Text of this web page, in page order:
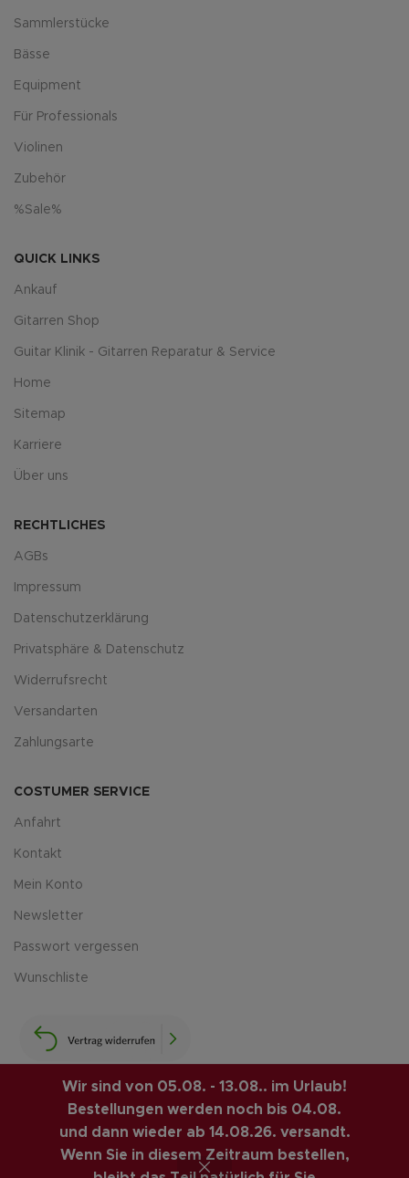
Wir sind von 05.08. - 13.08.. im Urlaub!
Bestellungen werden noch bis 04.08.
und dann wieder ab 14.08.26. versandt.
Wenn Sie in diesem Zeitraum bestellen,
Sammlerstücke
Bässe
Equipment
Für Professionals
Violinen
Zubehör
%Sale%
QUICK LINKS
Ankauf
Gitarren Shop
Guitar Klinik - Gitarren Reparatur & Service
Home
Sitemap
Karriere
Über uns
RECHTLICHES
AGBs
Impressum
Datenschutzerklärung
Privatsphäre & Datenschutz
Widerrufsrecht
Versandarten
Zahlungsarte
COSTUMER SERVICE
Anfahrt
Kontakt
Mein Konto
Newsletter
Passwort vergessen
Wunschliste
LUIS-GUITAR-GARAGE.COM © 2026 | CREATED BY
COMPUTERMOBIL. PREMIUM E-COMMERCE SOLUTIONS.